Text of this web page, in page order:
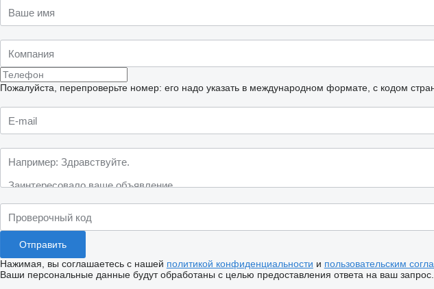
Пожалуйста, перепроверьте номер: его надо указать в международном формате, с кодом
Нажимая, вы соглашаетесь с нашей политикой конфиденциальности и пользовательским
Ваши персональные данные будут обработаны с целью предоставления ответа на ваш запрос.